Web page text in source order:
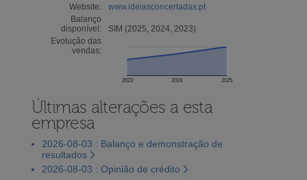
Website:
www.ideiasconcertadas.pt
Balanço
disponível:
SIM (2025, 2024, 2023)
Evolução das
vendas:
2023 2024 2025
Últimas alterações a esta
empresa
2026-08-03 : Balanço e demonstração de
resultados
2026-08-03 : Opinião de crédito